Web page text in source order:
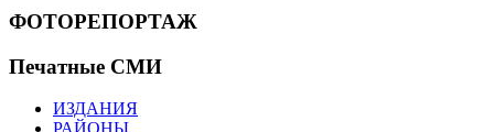
ФОТОРЕПОРТАЖ
Печатные СМИ
ИЗДАНИЯ